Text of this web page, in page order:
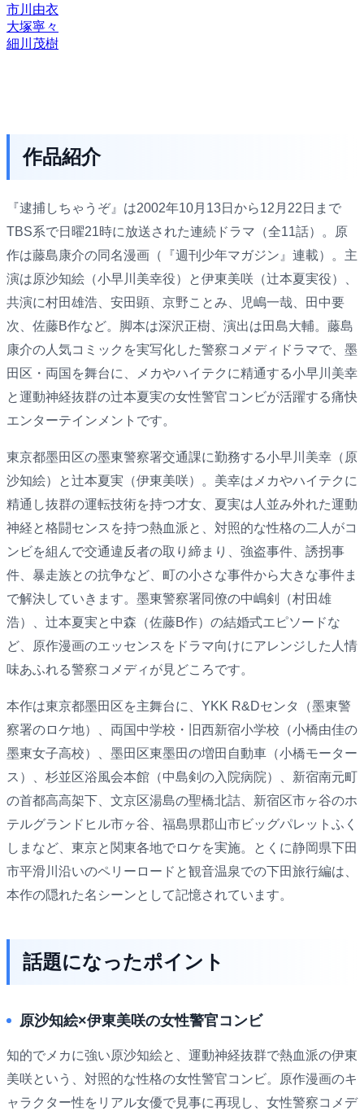
市川由衣
大塚寧々
細川茂樹
作品紹介
『逮捕しちゃうぞ』は2002年10月13日から12月22日まで
TBS系で日曜21時に放送された連続ドラマ（全11話）。原
作は藤島康介の同名漫画（『週刊少年マガジン』連載）。主
演は原沙知絵（小早川美幸役）と伊東美咲（辻本夏実役）、
共演に村田雄浩、安田顕、京野ことみ、児嶋一哉、田中要
次、佐藤B作など。脚本は深沢正樹、演出は田島大輔。藤島
康介の人気コミックを実写化した警察コメディドラマで、墨
田区・両国を舞台に、メカやハイテクに精通する小早川美幸
と運動神経抜群の辻本夏実の女性警官コンビが活躍する痛快
エンターテインメントです。
東京都墨田区の墨東警察署交通課に勤務する小早川美幸（原
沙知絵）と辻本夏実（伊東美咲）。美幸はメカやハイテクに
精通し抜群の運転技術を持つ才女、夏実は人並み外れた運動
神経と格闘センスを持つ熱血派と、対照的な性格の二人がコ
ンビを組んで交通違反者の取り締まり、強盗事件、誘拐事
件、暴走族との抗争など、町の小さな事件から大きな事件ま
で解決していきます。墨東警察署同僚の中嶋剣（村田雄
浩）、辻本夏実と中森（佐藤B作）の結婚式エピソードな
ど、原作漫画のエッセンスをドラマ向けにアレンジした人情
味あふれる警察コメディが見どころです。
本作は東京都墨田区を主舞台に、YKK R&Dセンタ（墨東警
察署のロケ地）、両国中学校・旧西新宿小学校（小橋由佳の
墨東女子高校）、墨田区東墨田の増田自動車（小橋モーター
ス）、杉並区浴風会本館（中島剣の入院病院）、新宿南元町
の首都高高架下、文京区湯島の聖橋北詰、新宿区市ヶ谷のホ
テルグランドヒル市ヶ谷、福島県郡山市ビッグパレットふく
しまなど、東京と関東各地でロケを実施。とくに静岡県下田
市平滑川沿いのペリーロードと観音温泉での下田旅行編は、
本作の隠れた名シーンとして記憶されています。
話題になったポイント
原沙知絵×伊東美咲の女性警官コンビ
知的でメカに強い原沙知絵と、運動神経抜群で熱血派の伊東
美咲という、対照的な性格の女性警官コンビ。原作漫画のキ
ャラクター性をリアル女優で見事に再現し、女性警察コメデ